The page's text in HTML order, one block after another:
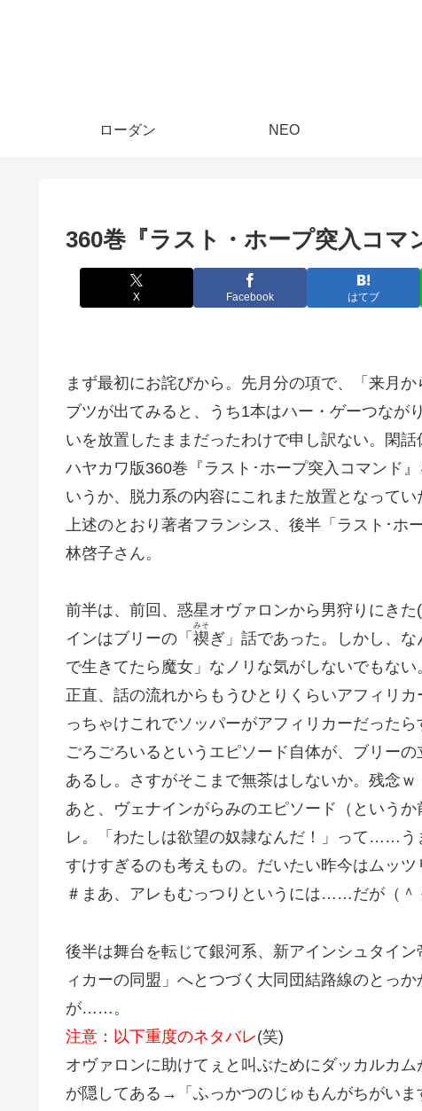
ローダン NEO
360巻『ラスト・ホープ突入コマ
X Facebook はてブ
まず最初にお詫びから。先月分の項で、「来月
ブツが出てみると、うち1本はハー・ゲーつなが
いを放置したままだったわけで申し訳ない。閑話
ハヤカワ版360巻『ラスト･ホープ突入コマンド
いうか、脱力系の内容にこれまた放置となって
上述のとおり著者フランシス、後半「ラスト･
林啓子さん。
前半は、前回、惑星オヴァロンから男狩りにき
インはブリーの「 禊
みそ
ぎ」話であった。しかし、
で生きてたら魔女」なノリな気がしないでもな
正直、話の流れからもうひとりくらいアフィリ
っちゃけこれでソッパーがアフィリカーだった
ごろごろいるというエピソード自体が、ブリー
あるし。さすがそこまで無茶はしないか。残念ｗ
あと、ヴェナインがらみのエピソード（という
レ。「わたしは欲望の奴隷なんだ！」って……う
すけすぎるのも考えもの。だいたい昨今はムッ
＃まあ、アレもむっつりというには……だが（＾
後半は舞台を転じて銀河系、新アインシュタイ
ィカーの同盟」へとつづく大同団結路線のとっ
が……。
注意：以下重度のネタバレ(笑)
オヴァロンに助けてぇと叫ぶためにダッカルカ
が隠してある→「ふっかつのじゅもんがちがい